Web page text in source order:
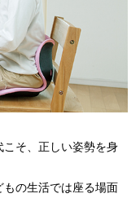
そ、正しい姿勢を身
もの生活では座る場面